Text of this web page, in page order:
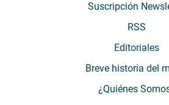
Suscripción
RSS
Editoriales
Breve historia del
¿Quiénes